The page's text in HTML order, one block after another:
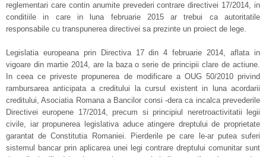
reglementari care contin anumite prevederi contrare directivei 17/2014, in
conditiile in care in luna februarie 2015 ar trebui ca autoritatile
responsabile cu transpunerea directivei sa prezinte un proiect de lege.
Legislatia europeana prin Directiva 17 din 4 februarie 2014, aflata in
vigoare din martie 2014, are la baza o serie de principii clare de actiune.
In ceea ce priveste propunerea de modificare a OUG 50/2010 privind
rambursarea anticipata a creditului la cursul existent in luna acordarii
creditului, Asociatia Romana a Bancilor consi -dera ca incalca prevederile
Directivei europene 17/2014, precum si principiul neretroactivitatii legii
civile, iar propunerea legislativa aduce atingere dreptului de proprietate
garantat de Constitutia Romaniei. Pierderile pe care le-ar putea suferi
sistemul bancar prin aplicarea unei legi contrare dreptului comunitar sunt